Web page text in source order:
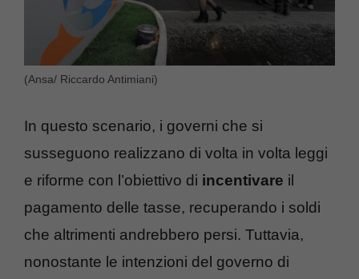
(Ansa/ Riccardo Antimiani)
In questo scenario, i governi che si
susseguono realizzano di volta in volta leggi
e riforme con l’obiettivo di incentivare il
pagamento delle tasse, recuperando i soldi
che altrimenti andrebbero persi. Tuttavia,
nonostante le intenzioni del governo di